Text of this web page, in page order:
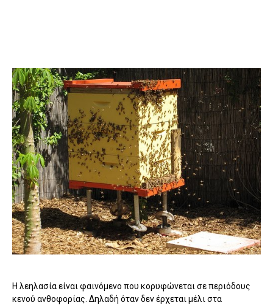
Η λεηλασία είναι φαινόμενο που κορυφώνεται σε περιόδους
κενού ανθοφορίας. Δηλαδή όταν δεν έρχεται μέλι στα